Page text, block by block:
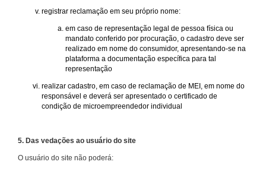
registrar reclamação em seu próprio nome:
em caso de representação legal de pessoa física ou
mandato conferido por procuração, o cadastro deve ser
realizado em nome do consumidor, apresentando-se na
plataforma a documentação específica para tal
representação
realizar cadastro, em caso de reclamação de MEI, em nome do
responsável e deverá ser apresentado o certificado de
condição de microempreendedor individual
5. Das vedações ao usuário do site
O usuário do site não poderá: